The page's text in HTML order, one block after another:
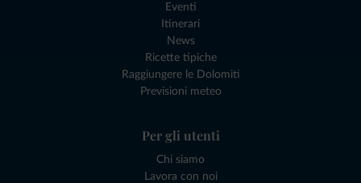
Eventi
Itinerari
News
Ricette tipiche
Raggiungere le Dolomiti
Previsioni meteo
Per gli utenti
Chi siamo
Lavora con noi